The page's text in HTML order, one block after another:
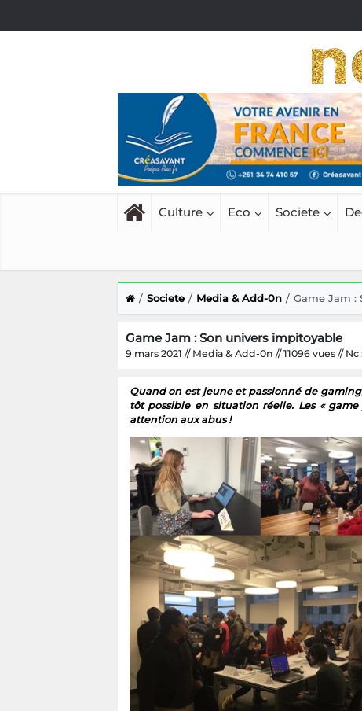
Culture Eco Societe
Societe Media & Add-0n Game Jam :
Game Jam : Son univers impitoyable
9 mars 2021 // Media & Add-0n // 11096 vues // Nc
Quand on est jeune et passionné de
tôt possible en situation réelle. Les «
attention aux abus !